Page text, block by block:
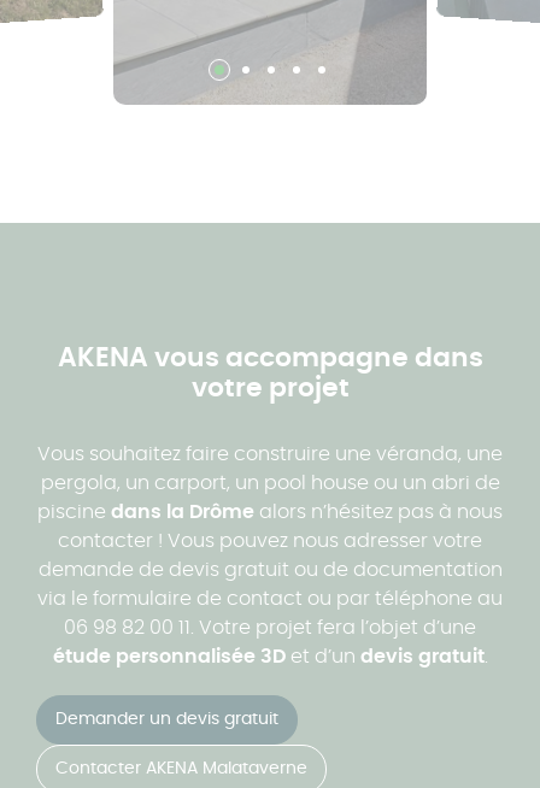
AKENA vous accompagne dans
votre projet
Vous souhaitez faire construire une véranda, une
pergola, un carport, un pool house ou un abri de
piscine dans la Drôme alors n’hésitez pas à nous
contacter ! Vous pouvez nous adresser votre
demande de devis gratuit ou de documentation
via le formulaire de contact ou par téléphone au
06 98 82 00 11. Votre projet fera l’objet d’une
étude personnalisée 3D et d’un devis gratuit.
Demander un devis gratuit
Contacter AKENA Malataverne